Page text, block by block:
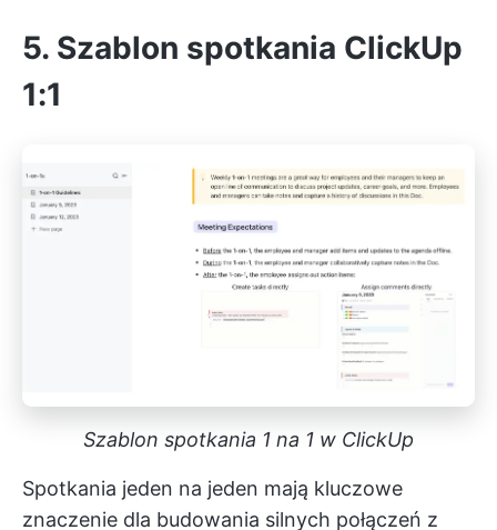
5. Szablon spotkania ClickUp
1:1
Szablon spotkania 1 na 1 w ClickUp
Spotkania jeden na jeden mają kluczowe
znaczenie dla budowania silnych połączeń z